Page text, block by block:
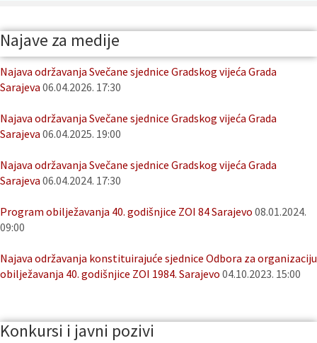
Najave za medije
Najava održavanja Svečane sjednice Gradskog vijeća Grada
Sarajeva 06.04.2026. 17:30
Najava održavanja Svečane sjednice Gradskog vijeća Grada
Sarajeva 06.04.2025. 19:00
Najava održavanja Svečane sjednice Gradskog vijeća Grada
Sarajeva 06.04.2024. 17:30
Program obilježavanja 40. godišnjice ZOI 84 Sarajevo 08.01.2024.
09:00
Najava održavanja konstituirajuće sjednice Odbora za organizaciju
obilježavanja 40. godišnjice ZOI 1984. Sarajevo 04.10.2023. 15:00
Konkursi i javni pozivi